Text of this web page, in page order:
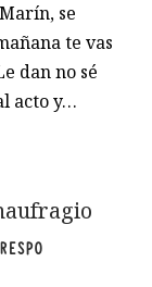
se
te vas
dan no sé
acto y…